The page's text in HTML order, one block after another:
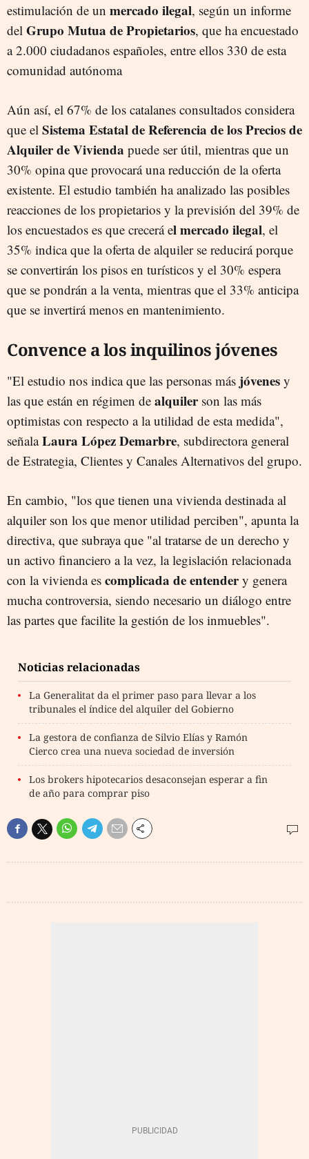
estimulación de un mercado ilegal, según un informe
del Grupo Mutua de Propietarios, que ha encuestado
a 2.000 ciudadanos españoles, entre ellos 330 de esta
comunidad autónoma
Aún así, el 67% de los catalanes consultados considera
que el Sistema Estatal de Referencia de los Precios de
Alquiler de Vivienda puede ser útil, mientras que un
30% opina que provocará una reducción de la oferta
existente. El estudio también ha analizado las posibles
reacciones de los propietarios y la previsión del 39% de
los encuestados es que crecerá el mercado ilegal, el
35% indica que la oferta de alquiler se reducirá porque
se convertirán los pisos en turísticos y el 30% espera
que se pondrán a la venta, mientras que el 33% anticipa
que se invertirá menos en mantenimiento.
Convence a los inquilinos jóvenes
"El estudio nos indica que las personas más jóvenes y
las que están en régimen de alquilerson las más
optimistas con respecto a la utilidad de esta medida",
señalaLaura López Demarbre, subdirectora general
de Estrategia, Clientes y Canales Alternativos del grupo.
En cambio, "los que tienen una vivienda destinada al
alquiler son los que menor utilidad perciben", apunta la
directiva, que subraya que "al tratarse de un derecho y
un activo financiero a la vez, la legislación relacionada
con la vivienda es complicada de entendery genera
mucha controversia, siendo necesario un diálogo entre
las partes que facilite la gestión de los inmuebles".
Noticias relacionadas
La Generalitat da el primer paso para llevar a los
tribunales el índice del alquiler del Gobierno
La gestora de confianza de Silvio Elías y Ramón
Cierco crea una nueva sociedad de inversión
Los brokers hipotecarios desaconsejan esperar a fin
de año para comprar piso